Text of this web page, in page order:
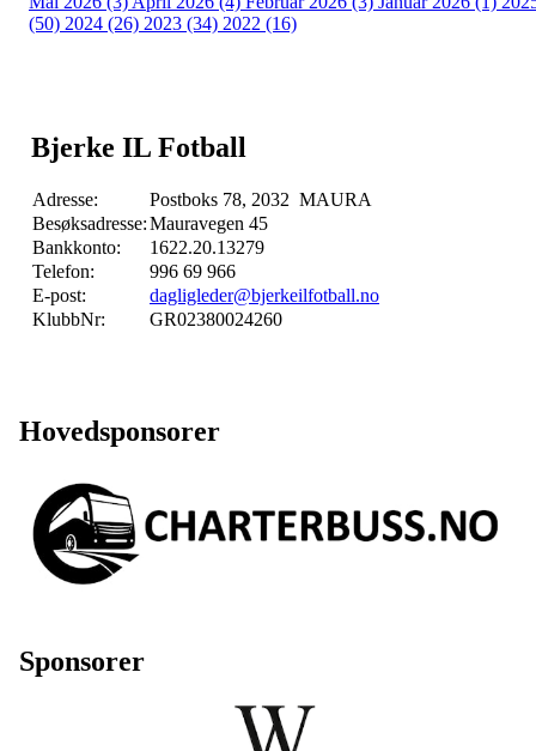
(50) 2024 (26) 2023 (34) 2022 (16)
Bjerke IL Fotball
Adresse:
Postboks 78, 2032 MAURA
Besøksadresse:Mauravegen 45
Bankkonto:
1622.20.13279
Telefon:
996 69 966
E-post:
dagligleder@bjerkeilfotball.no
KlubbNr:
GR02380024260
Hovedsponsorer
Sponsorer